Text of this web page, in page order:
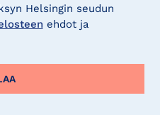
Helsingin seudun
ehdot ja